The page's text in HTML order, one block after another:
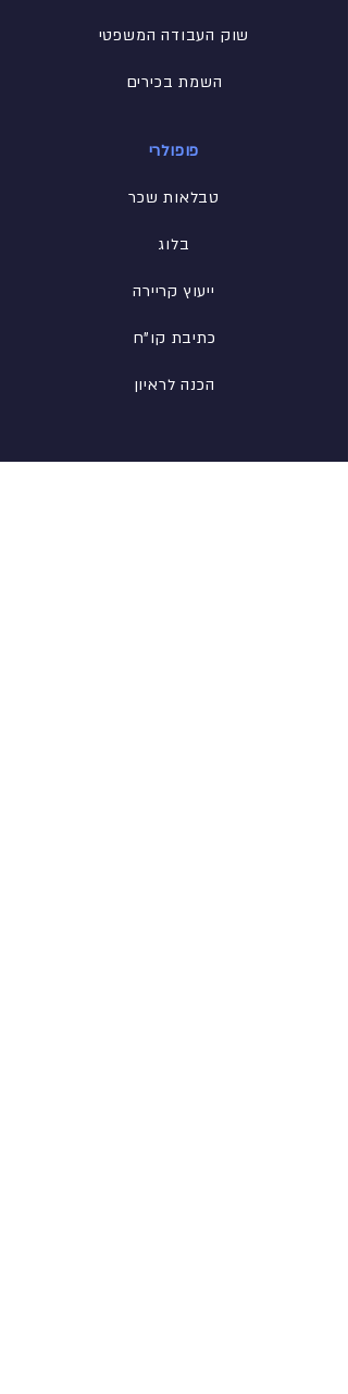
שוק העבודה המשפטי
השמת בכירים
פופולרי
טבלאות שכר
בלוג
ייעוץ קריירה
כתיבת קו"ח
הכנה לראיון